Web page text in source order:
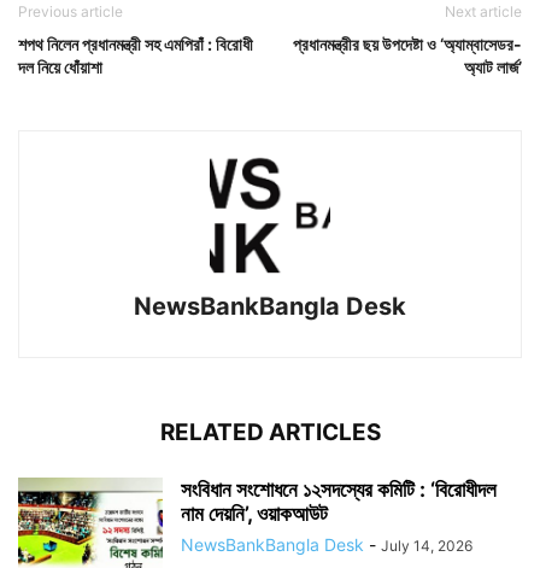
Previous article
শপথ নিলেন প্রধানমন্ত্রী সহ এমপিরাঁ : বিরোধী
দল‌ নিয়ে ধোঁয়াশা
Next article
প্রধানমন্ত্রীর ছয় উপদেষ্টা ও ‘অ্যাম্বাসেডর-
অ্যাট লার্জ’
NewsBankBangla Desk
RELATED ARTICLES
সংবিধান সংশোধনে ১২সদস্যের কমিটি : ‘বিরোধীদল
নাম দেয়নি’, ওয়াকআউট
NewsBankBangla Desk - July 14, 2026